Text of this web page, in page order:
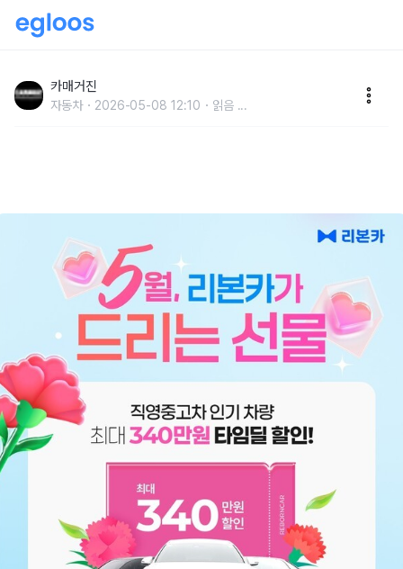
최대 340만원 할인
카매거진
자동차 2026-05-08 12:10 읽음 ...